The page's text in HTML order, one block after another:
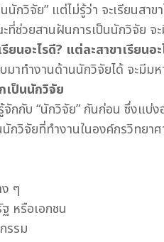
นนักวิจัย” แต่ไม่รู้ว่า จะเรียนสา
ช่วยสานฝันการเป็นนักวิจัย จ
ยนอะไรดี? แต่ละสาขาเรียนอะ
าทำงานด้านนักวิจัยได้ จะมีมห
เป็นนักวิจัย
กกับ “นักวิจัย” กันก่อน ซึ่งแบ่ง
นักวิจัยที่ทำงานในองค์กรวิทยา
ๆ
หรือเอกชน
รรม